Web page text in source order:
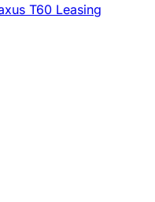
T60 Leasing